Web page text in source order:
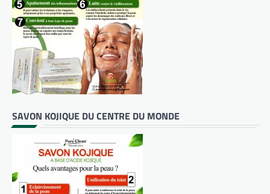
SAVON KOJIQUE DU CENTRE DU MONDE